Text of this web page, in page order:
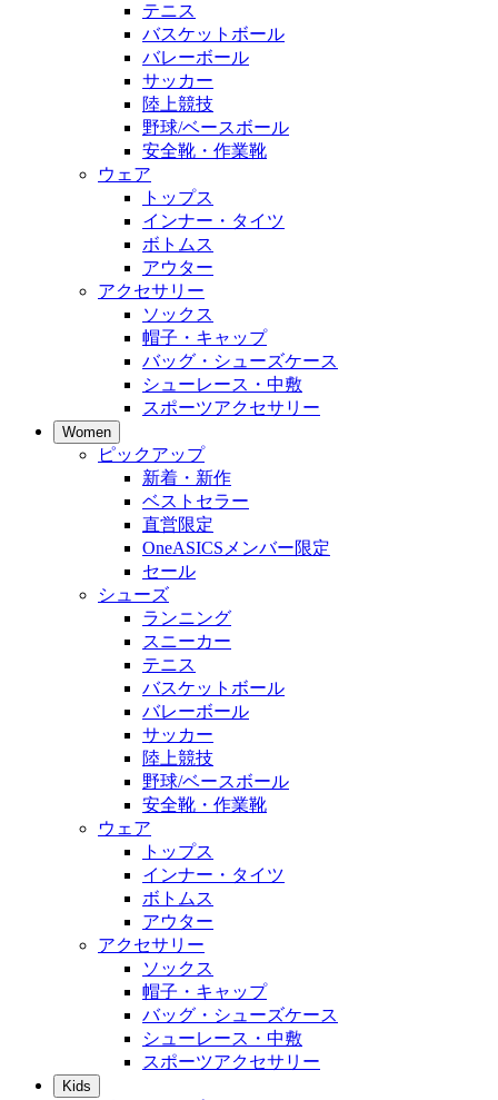
テニス
バスケットボール
バレーボール
サッカー
陸上競技
野球/ベースボール
安全靴・作業靴
ウェア
トップス
インナー・タイツ
ボトムス
アウター
アクセサリー
ソックス
帽子・キャップ
バッグ・シューズケース
シューレース・中敷
スポーツアクセサリー
Women
ピックアップ
新着・新作
ベストセラー
直営限定
OneASICSメンバー限定
セール
シューズ
ランニング
スニーカー
テニス
バスケットボール
バレーボール
サッカー
陸上競技
野球/ベースボール
安全靴・作業靴
ウェア
トップス
インナー・タイツ
ボトムス
アウター
アクセサリー
ソックス
帽子・キャップ
バッグ・シューズケース
シューレース・中敷
スポーツアクセサリー
Kids